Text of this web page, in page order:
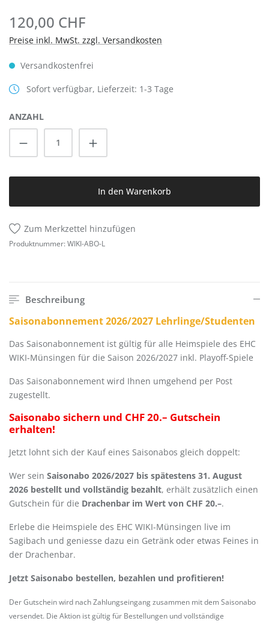
120,00 CHF
Preise inkl. MwSt. zzgl. Versandkosten
Versandkostenfrei
Sofort verfügbar, Lieferzeit: 1-3 Tage
ANZAHL
Produkt Anzahl: Gib den gewünschten
In den Warenkorb
Zum Merkzettel hinzufügen
Produktnummer: WIKI-ABO-L
Beschreibung
Saisonabonnement 2026/2027 Lehrlinge/Studenten
Das Saisonabonnement ist gültig für alle Heimspiele des EHC
WIKI-Münsingen für die Saison 2026/2027 inkl. Playoff-Spiele
Das Saisonabonnement wird Ihnen umgehend per Post
zugestellt.
Saisonabo sichern und CHF 20.– Gutschein
erhalten!
Jetzt lohnt sich der Kauf eines Saisonabos gleich doppelt:
Wer sein Saisonabo 2026/2027 bis spätestens 31. August
2026 bestellt und vollständig bezahlt, erhält zusätzlich einen
Gutschein für die Drachenbar im Wert von CHF 20.–.
Erlebe die Heimspiele des EHC WIKI-Münsingen live im
Sagibach und geniesse dazu ein Getränk oder etwas Feines in
der Drachenbar.
Jetzt Saisonabo bestellen, bezahlen und profitieren!
Der Gutschein wird nach Zahlungseingang zusammen mit dem Saisonabo
versendet. Die Aktion ist gültig für Bestellungen und vollständige